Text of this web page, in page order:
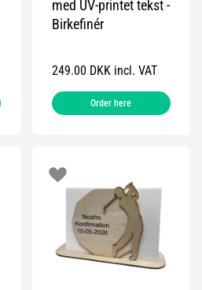
med UV-printet tekst -
Birkefinér
249.00 DKK incl. VAT
Order here